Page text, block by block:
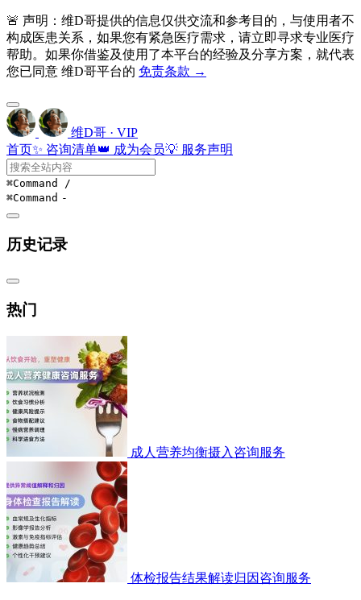
🚨 声明：维D哥提供的信息仅供交流和参考目的，与使用者不
构成医患关系，如果您有紧急医疗需求，请立即寻求专业医疗
帮助。如果你借鉴及使用了本平台的经验及分享方案，就代表
您已同意 维D哥平台的 免责条款 →
维D哥 · VIP
首页✨ 咨询清单👑 成为会员💡 服务声明
⌘Command /
⌘Command -
历史记录
热门
成人营养均衡摄入咨询服务
体检报告结果解读归因咨询服务